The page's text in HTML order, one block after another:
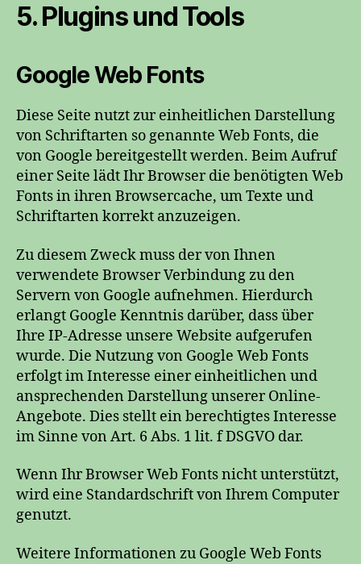
5. Plugins und Tools
Google Web Fonts
Diese Seite nutzt zur einheitlichen Darstellung
von Schriftarten so genannte Web Fonts, die
von Google bereitgestellt werden. Beim Aufruf
einer Seite lädt Ihr Browser die benötigten Web
Fonts in ihren Browsercache, um Texte und
Schriftarten korrekt anzuzeigen.
Zu diesem Zweck muss der von Ihnen
verwendete Browser Verbindung zu den
Servern von Google aufnehmen. Hierdurch
erlangt Google Kenntnis darüber, dass über
Ihre IP-Adresse unsere Website aufgerufen
wurde. Die Nutzung von Google Web Fonts
erfolgt im Interesse einer einheitlichen und
ansprechenden Darstellung unserer Online-
Angebote. Dies stellt ein berechtigtes Interesse
im Sinne von Art. 6 Abs. 1 lit. f DSGVO dar.
Wenn Ihr Browser Web Fonts nicht unterstützt,
wird eine Standardschrift von Ihrem Computer
genutzt.
Weitere Informationen zu Google Web Fonts